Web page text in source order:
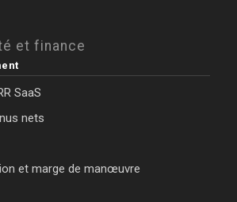
et finance
SaaS
nets
et marge de manœuvre